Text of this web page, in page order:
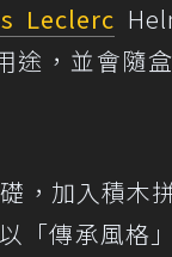
Leclerc
途，並會隨
，加入積木
「傳承風格